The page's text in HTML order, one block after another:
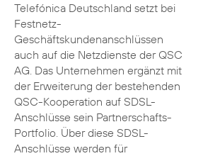
Telefónica Deutschland setzt bei
Festnetz-
Geschäftskundenanschlüssen
auch auf die Netzdienste der QSC
AG. Das Unternehmen ergänzt mit
der Erweiterung der bestehenden
QSC-Kooperation auf SDSL-
Anschlüsse sein Partnerschafts-
Portfolio. Über diese SDSL-
Anschlüsse werden für